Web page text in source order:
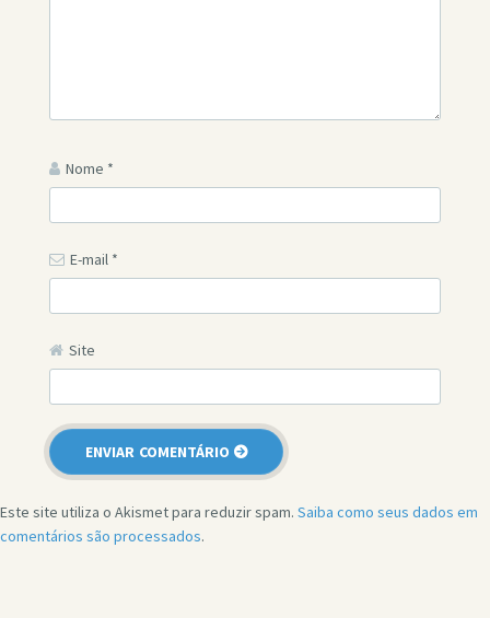
Nome *
E-mail *
Site
Este site utiliza o Akismet para reduzir spam. Saiba como seus dados em
comentários são processados.